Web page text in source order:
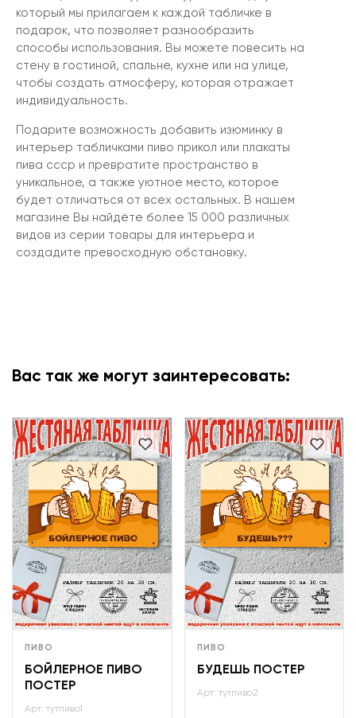
который мы прилагаем к каждой табличке в
подарок, что позволяет разнообразить
способы использования. Вы можете повесить на
стену в гостиной, спальне, кухне или на улице,
чтобы создать атмосферу, которая отражает
индивидуальность.
Подарите возможность добавить изюминку в
интерьер табличками пиво прикол или плакаты
пива ссср и превратите пространство в
уникальное, а также уютное место, которое
будет отличаться от всех остальных. В нашем
магазине Вы найдёте более 15 000 различных
видов из серии товары для интерьера и
создадите превосходную обстановку.
Вас так же могут заинтересовать:
ПИВО
БОЙЛЕРНОЕ ПИВО
ПОСТЕР
Арт: тутпиво1
ПИВО
БУДЕШЬ ПОСТЕР
Арт: тутпиво2